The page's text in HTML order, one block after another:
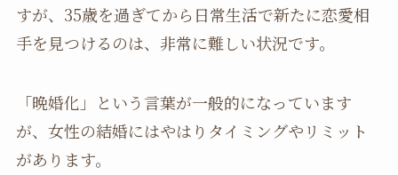
すが、35歳を過ぎてから日常生活で新たに恋愛相
手を見つけるのは、非常に難しい状況です。
「晩婚化」という言葉が一般的になっています
が、女性の結婚にはやはりタイミングやリミット
があります。